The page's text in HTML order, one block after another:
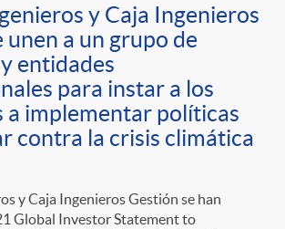
y Caja Ingenieros
unen a un grupo de
entidades
para instar a los
a implementar políticas
contra la crisis climática
y Caja Ingenieros Gestión se han
Global Investor Statement to